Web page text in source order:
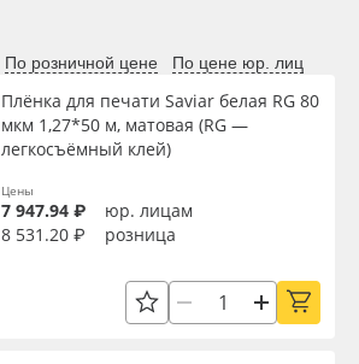
Применить
Сбросить фильтр
По розничной цене По цене юр. лиц
Плёнка для печати Saviar белая RG 80
мкм 1,27*50 м, матовая (RG —
легкосъёмный клей)
Цены
7 947.94 ₽
юр. лицам
8 531.20 ₽
розница